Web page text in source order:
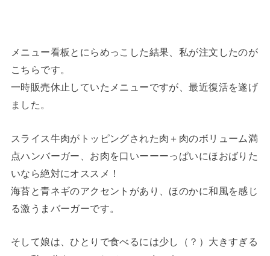
メニュー看板とにらめっこした結果、私が注文したのが
こちらです。
一時販売休止していたメニューですが、最近復活を遂げ
ました。
スライス牛肉がトッピングされた肉＋肉のボリューム満
点ハンバーガー、お肉を口いーーーっぱいにほおばりた
いなら絶対にオススメ！
海苔と青ネギのアクセントがあり、ほのかに和風を感じ
る激うまバーガーです。
そして娘は、ひとりで食べるには少し（？）大きすぎる